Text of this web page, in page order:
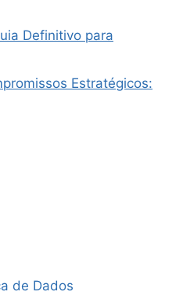
Definitivo para
Estratégicos:
de Dados